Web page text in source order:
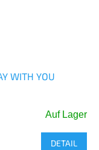
WITH YOU
Auf Lager
DETAIL